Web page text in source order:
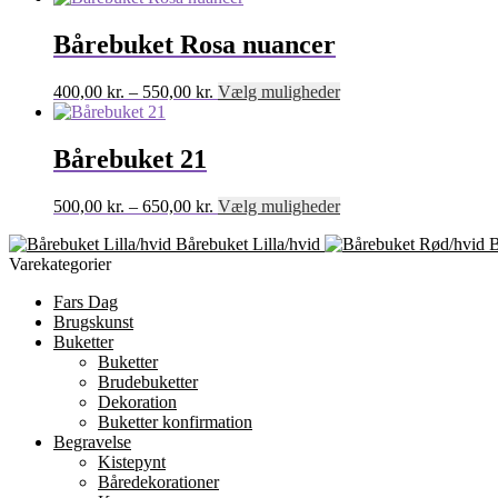
kan
Bårebuket Rosa nuancer
400,00 kr. – 550,00 kr. Prisinterval:
Vælg mulighederDette
kan
på
Bårebuket 21
500,00 kr. – 650,00 kr. Prisinterval:
til
Vælg mulighederDette
har
Bårebuket Lilla/hvid
Varekategorier
Fars Dag
Brugskunst
Buketter
Buketter
Brudebuketter
Dekoration
Buketter konfirmation
Begravelse
Kistepynt
Båredekorationer